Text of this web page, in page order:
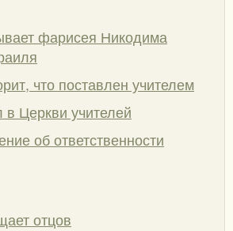
фарисея Никодима
что поставлен учителем
в Церкви учителей
об ответственности
отцов